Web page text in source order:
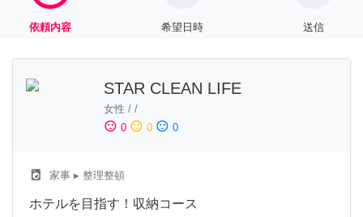
依頼内容 希望日時 送信
STAR CLEAN LIFE
女性 / /
sentiment_satisfied 0 sentiment_neutral 0 sentiment_dissatisfied 0
local_laundry_service 家事 ▸ 整理整頓
ホテルを目指す！収納コース